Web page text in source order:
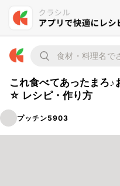
これ食べてあったまろ
☆ レシピ・作り方
プッチン5903